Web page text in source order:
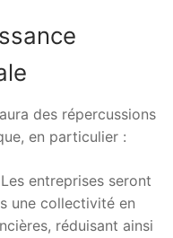
des répercussions
en particulier :
entreprises seront
une collectivité en
réduisant ainsi